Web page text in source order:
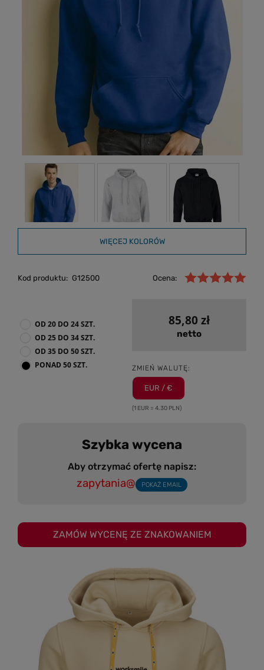
WIĘCEJ KOLORÓW
Kod produktu: G12500 Ocena:
85,80 zł
netto
ZMIEŃ WALUTĘ:
EUR / €
(1 EUR = 4.30 PLN)
OD 20 DO 24 SZT.
OD 25 DO 34 SZT.
OD 35 DO 50 SZT.
PONAD 50 SZT.
Szybka wycena
Aby otrzymać ofertę napisz:
zapytania@ POKAŻ EMAIL
ZAMÓW WYCENĘ ZE ZNAKOWANIEM